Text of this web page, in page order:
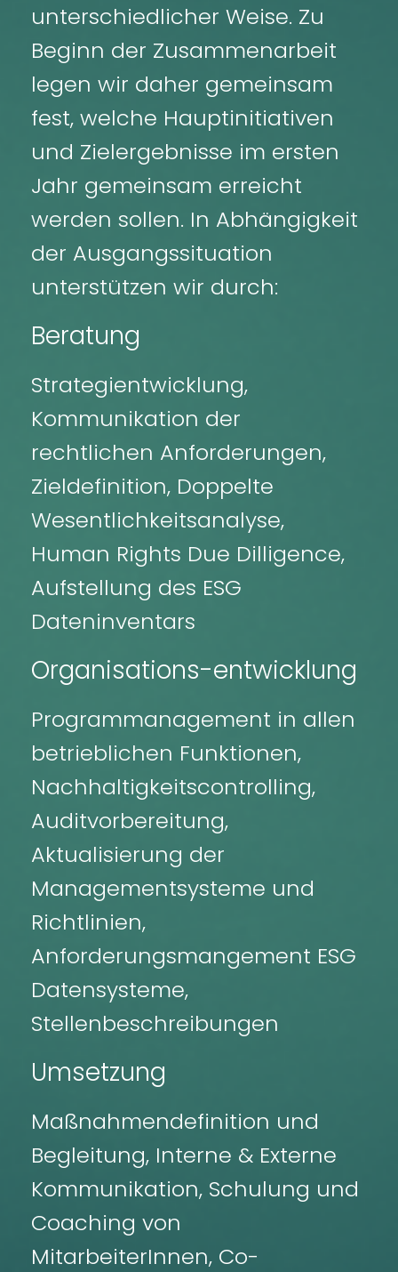
unterschiedlicher Weise. Zu
Beginn der Zusammenarbeit
legen wir daher gemeinsam
fest, welche Hauptinitiativen
und Zielergebnisse im ersten
Jahr gemeinsam erreicht
werden sollen. In Abhängigkeit
der Ausgangssituation
unterstützen wir durch:
Beratung
Strategientwicklung,
Kommunikation der
rechtlichen Anforderungen,
Zieldefinition, Doppelte
Wesentlichkeitsanalyse,
Human Rights Due Dilligence,
Aufstellung des ESG
Dateninventars
Organisations-entwicklung
Programmanagement in allen
betrieblichen Funktionen,
Nachhaltigkeitscontrolling,
Auditvorbereitung,
Aktualisierung der
Managementsysteme und
Richtlinien,
Anforderungsmangement ESG
Datensysteme,
Stellenbeschreibungen
Umsetzung
Maßnahmendefinition und
Begleitung, Interne & Externe
Kommunikation, Schulung und
Coaching von
MitarbeiterInnen, Co-